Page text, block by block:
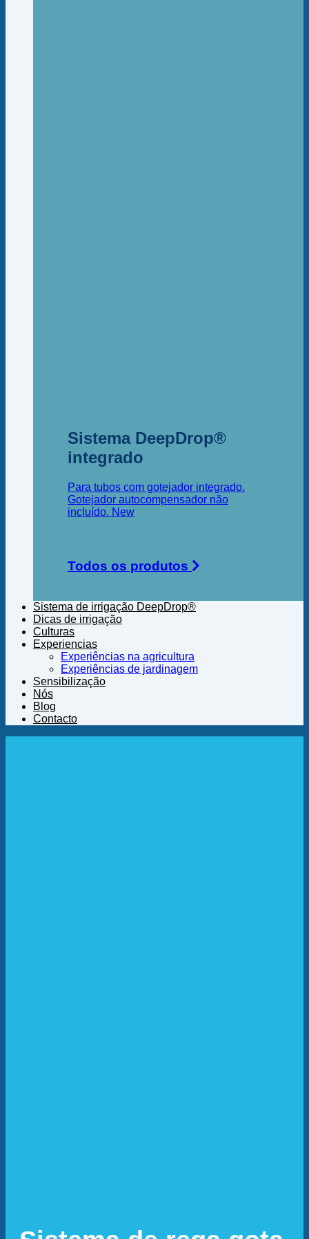
Sistema DeepDrop®
integrado
Para tubos com gotejador integrado.
Gotejador autocompensador não
incluído.
Todos os produtos
Sistema de irrigação DeepDrop®
Dicas de irrigação
Culturas
Experiencias
Experiências na agricultura
Experiências de jardinagem
Sensibilização
Nós
Blog
Contacto